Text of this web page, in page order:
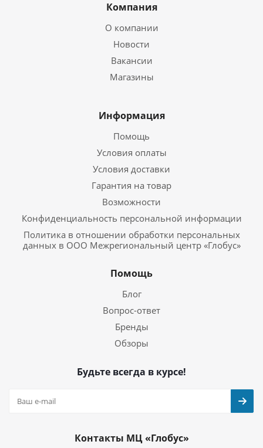
Компания
О компании
Новости
Вакансии
Магазины
Информация
Помощь
Условия оплаты
Условия доставки
Гарантия на товар
Возможности
Конфиденциальность персональной информации
Политика в отношении обработки персональных
данных в ООО Межрегиональный центр «Глобус»
Помощь
Блог
Вопрос-ответ
Бренды
Обзоры
Будьте всегда в курсе!
Контакты МЦ «Глобус»